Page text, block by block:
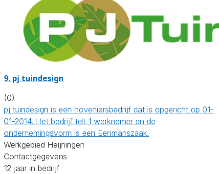
9. pj tuindesign
(0)
pj tuindesign is een hoveniersbedrijf dat is opgericht op 01-
01-2014. Het bedrijf telt 1 werknemer en de
ondernemingsvorm is een Eenmanszaak.
Werkgebied Heijningen
Contactgegevens
12 jaar in bedrijf